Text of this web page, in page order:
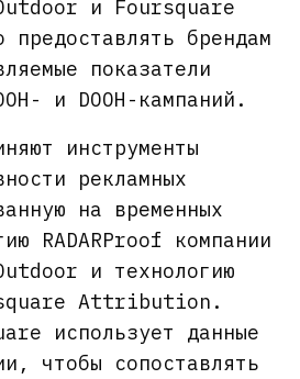
и Foursquare
предоставлять брендам
показатели
и DOOH-кампаний.
инструменты
рекламных
на временных
RADARProof компании
и технологию
Attribution.
использует данные
чтобы сопоставлять